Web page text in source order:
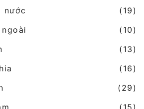
nước
(19)
(10)
(13)
(16)
(29)